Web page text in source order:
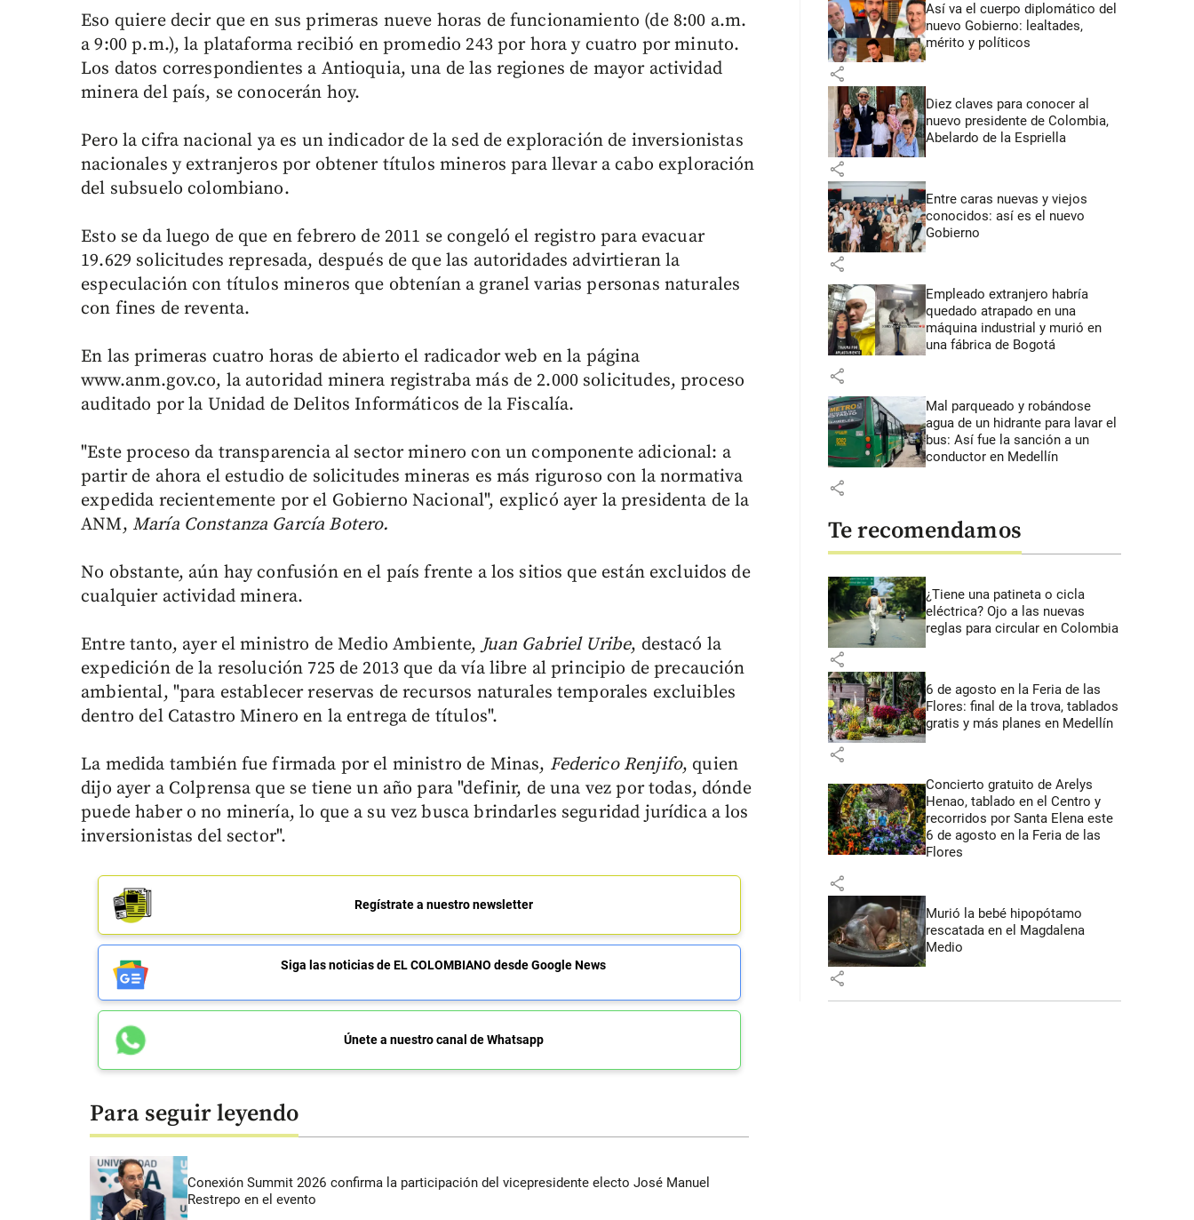
Eso quiere decir que en sus primeras nueve horas de funcionamiento (de 8:00 a.m.
a 9:00 p.m.), la plataforma recibió en promedio 243 por hora y cuatro por minuto.
Los datos correspondientes a Antioquia, una de las regiones de mayor actividad
minera del país, se conocerán hoy.
Pero la cifra nacional ya es un indicador de la sed de exploración de inversionistas
nacionales y extranjeros por obtener títulos mineros para llevar a cabo exploración
del subsuelo colombiano.
Esto se da luego de que en febrero de 2011 se congeló el registro para evacuar
19.629 solicitudes represada, después de que las autoridades advirtieran la
especulación con títulos mineros que obtenían a granel varias personas naturales
con fines de reventa.
En las primeras cuatro horas de abierto el radicador web en la página
www.anm.gov.co, la autoridad minera registraba más de 2.000 solicitudes, proceso
auditado por la Unidad de Delitos Informáticos de la Fiscalía.
"Este proceso da transparencia al sector minero con un componente adicional: a
partir de ahora el estudio de solicitudes mineras es más riguroso con la normativa
expedida recientemente por el Gobierno Nacional", explicó ayer la presidenta de la
ANM, María Constanza García Botero.
No obstante, aún hay confusión en el país frente a los sitios que están excluidos de
cualquier actividad minera.
Entre tanto, ayer el ministro de Medio Ambiente,Juan Gabriel Uribe, destacó la
expedición de la resolución 725 de 2013 que da vía libre al principio de precaución
ambiental, "para establecer reservas de recursos naturales temporales excluibles
dentro del Catastro Minero en la entrega de títulos".
La medida también fue firmada por el ministro de Minas, Federico Renjifo, quien
dijo ayer a Colprensa que se tiene un año para "definir, de una vez por todas, dónde
puede haber o no minería, lo que a su vez busca brindarles seguridad jurídica a los
inversionistas del sector".
Regístrate a nuestro newsletter
Siga las noticias de EL COLOMBIANO desde Google News
Únete a nuestro canal de Whatsapp
Para seguir leyendo
Conexión Summit 2026 confirma la participación del vicepresidente electo José Manuel
Restrepo en el evento
Así va el cuerpo diplomático del
nuevo Gobierno: lealtades,
mérito y políticos
share
Diez claves para conocer al
nuevo presidente de Colombia,
Abelardo de la Espriella
share
Entre caras nuevas y viejos
conocidos: así es el nuevo
Gobierno
share
Empleado extranjero habría
quedado atrapado en una
máquina industrial y murió en
una fábrica de Bogotá
share
Mal parqueado y robándose
agua de un hidrante para lavar el
bus: Así fue la sanción a un
conductor en Medellín
share
Te recomendamos
¿Tiene una patineta o cicla
eléctrica? Ojo a las nuevas
reglas para circular en Colombia
share
6 de agosto en la Feria de las
Flores: final de la trova, tablados
gratis y más planes en Medellín
share
Concierto gratuito de Arelys
Henao, tablado en el Centro y
recorridos por Santa Elena este
6 de agosto en la Feria de las
Flores
share
Murió la bebé hipopótamo
rescatada en el Magdalena
Medio
share